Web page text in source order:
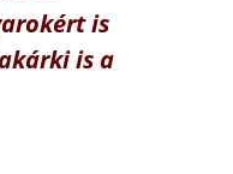
is
is a